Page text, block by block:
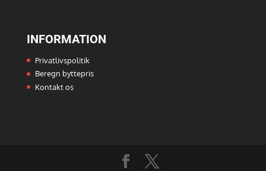
INFORMATION
Privatlivspolitik
Beregn byttepris
Kontakt os